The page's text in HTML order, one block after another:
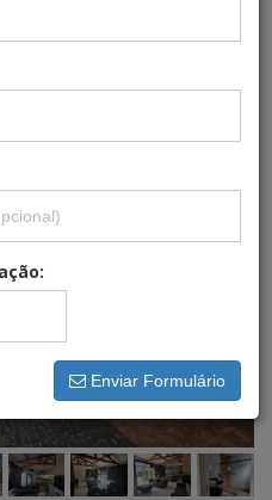
EM ITATIBA SP.
Enviar Formulário